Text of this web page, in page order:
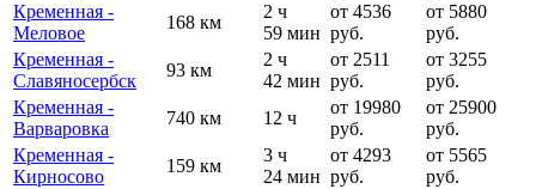
Кременная -
Меловое
168 км
2 ч
59 мин
от 4536
руб.
от 5880
руб.
Кременная -
Славяносербск
93 км
2 ч
42 мин
от 2511
руб.
от 3255
руб.
Кременная -
Варваровка
740 км 12 ч
от 19980
руб.
от 25900
руб.
Кременная -
Кирносово
159 км
3 ч
24 мин
от 4293
руб.
от 5565
руб.